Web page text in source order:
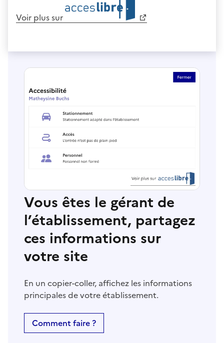
Voir plus sur
Vous êtes le gérant de
l’établissement, partagez
ces informations sur
votre site
En un copier-coller, affichez les informations
principales de votre établissement.
Comment faire ?